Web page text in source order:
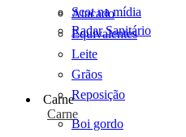
Scot na mídia
Radar Sanitário
Atacado
Equivalentes
Leite
Grãos
Reposição
Carne
Carne
Boi gordo